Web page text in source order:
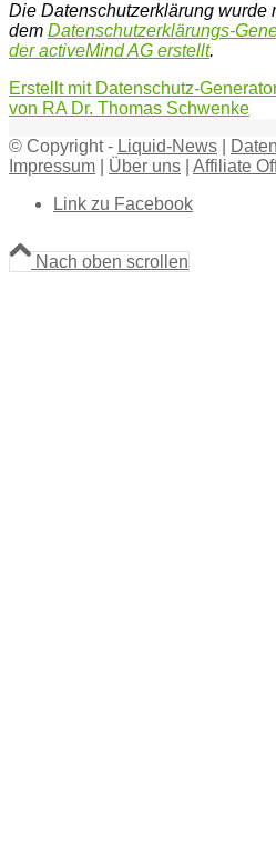
Die Datenschutzerklärung wurde
dem Datenschutzerklärungs-
der activeMind AG erstellt.
Erstellt mit Datenschutz-
von RA Dr. Thomas Schwenke
© Copyright - Liquid-News
Impressum
Über uns Affiliate
Link zu Facebook
Nach oben scrollen